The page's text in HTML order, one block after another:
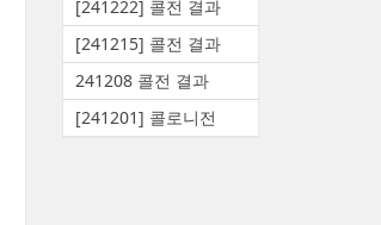
[241222] 콜전 결과
[241215] 콜전 결과
241208 콜전 결과
[241201] 콜로니전